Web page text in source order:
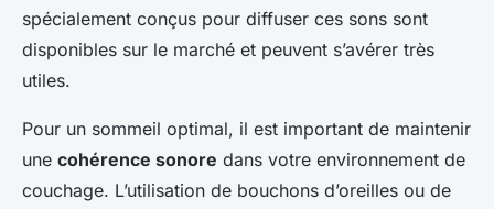
spécialement conçus pour diffuser ces sons sont
disponibles sur le marché et peuvent s’avérer très
utiles.
Pour un sommeil optimal, il est important de maintenir
une cohérence sonore dans votre environnement de
couchage. L’utilisation de bouchons d’oreilles ou de